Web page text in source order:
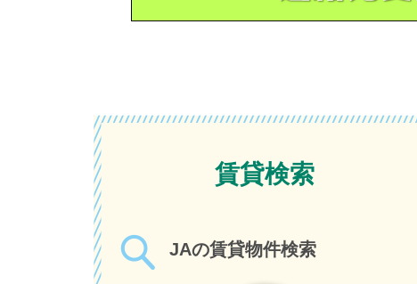
賃貸検索
JAの賃貸物件検索